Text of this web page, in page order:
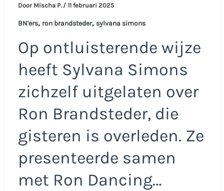
Door Mischa P. / 11 februari 2025
BN'ers, ron brandsteder, sylvana simons
Op ontluisterende wijze
heeft Sylvana Simons
zichzelf uitgelaten over
Ron Brandsteder, die
gisteren is overleden. Ze
presenteerde samen
met Ron Dancing…